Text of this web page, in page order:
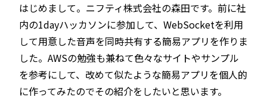
はじめまして。ニフティ株式会社の森田です。前に社
内の1dayハッカソンに参加して、WebSocketを利用
して用意した音声を同時共有する簡易アプリを作りま
した。AWSの勉強も兼ねて色々なサイトやサンプル
を参考にして、改めて似たような簡易アプリを個人的
に作ってみたのでその紹介をしたいと思います。